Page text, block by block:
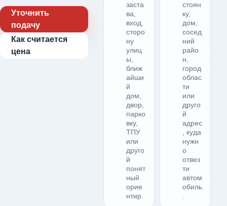
Уточнить
подачу
Как считается
цена
заста
ва,
вход,
сторо
ну
улиц
ы,
ближ
айши
й
дом,
двор,
парко
вку,
ТПУ
или
друго
й
понят
ный
орие
нтир.
стоян
ку,
дом,
сосед
ний
райо
н,
город
облас
ти
или
друго
й
адрес
, куда
нужн
о
отвез
ти
автом
обиль